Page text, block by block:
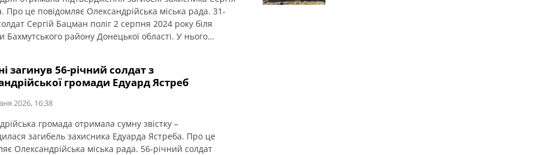
Про це повідомляє Олександрійська міська рада. 31-
Сергій Бацман поліг 2 серпня 2024 року біля
Бахмутського району Донецької області. У нього
додатково.
загинув 56-річний солдат з
громади Едуард Ястреб
2026, 16:38
громада отримала сумну звістку –
загибель захисника Едуарда Ястреба. Про це
Олександрійська міська рада. 56-річний солдат